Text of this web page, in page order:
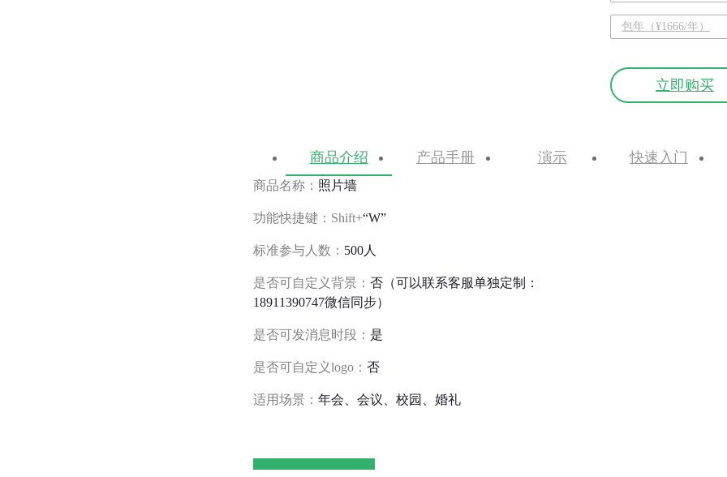
包年（¥1666/年）
立即购买
商品介绍 产品手册 演示 快速入门
商品名称： 照片墙
功能快捷键：Shift+“W”
标准参与人数： 500人
是否可自定义背景： 否（可以联系客服单独定制：
18911390747微信同步）
是否可发消息时段： 是
是否可自定义logo： 否
适用场景： 年会、会议、校园、婚礼